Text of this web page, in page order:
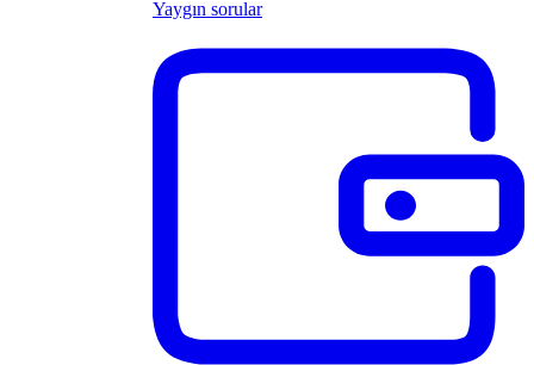
Yaygın sorular